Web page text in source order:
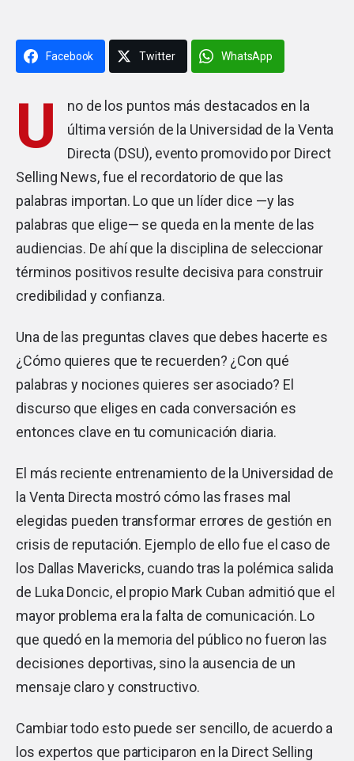
Facebook Twitter WhatsApp
U
no de los puntos más destacados en la
última versión de la Universidad de la Venta
Directa (DSU), evento promovido por Direct
Selling News, fue el recordatorio de que las
palabras importan. Lo que un líder dice —y las
palabras que elige— se queda en la mente de las
audiencias. De ahí que la disciplina de seleccionar
términos positivos resulte decisiva para construir
credibilidad y confianza.
Una de las preguntas claves que debes hacerte es
¿Cómo quieres que te recuerden? ¿Con qué
palabras y nociones quieres ser asociado? El
discurso que eliges en cada conversación es
entonces clave en tu comunicación diaria.
El más reciente entrenamiento de la Universidad de
la Venta Directa mostró cómo las frases mal
elegidas pueden transformar errores de gestión en
crisis de reputación. Ejemplo de ello fue el caso de
los Dallas Mavericks, cuando tras la polémica salida
de Luka Doncic, el propio Mark Cuban admitió que el
mayor problema era la falta de comunicación. Lo
que quedó en la memoria del público no fueron las
decisiones deportivas, sino la ausencia de un
mensaje claro y constructivo.
Cambiar todo esto puede ser sencillo, de acuerdo a
los expertos que participaron en la Direct Selling